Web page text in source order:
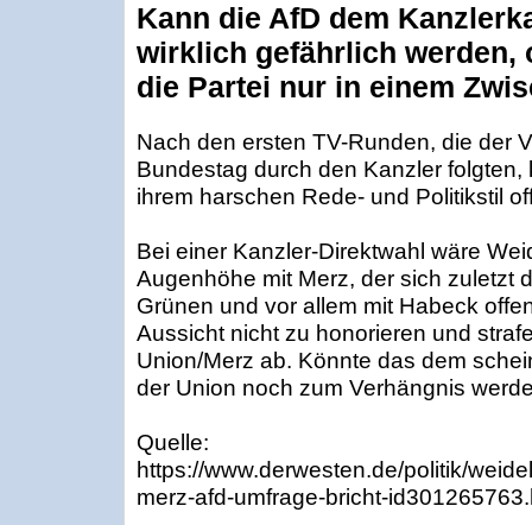
Kann die AfD dem
wirklich gefährlich werden,
die Partei nur in einem
Nach den ersten TV-Runden, die der
Bundestag durch den Kanzler folgten,
ihrem harschen Rede- und Politikstil
Bei einer Kanzler-Direktwahl wäre
Augenhöhe mit Merz, der sich zuletzt
Grünen und vor allem mit Habeck
Aussicht nicht zu honorieren und
Union/Merz ab. Könnte das dem
der Union noch zum Verhängnis
Quelle:
https://www.derwesten.de/politik/
merz-afd-umfrage-bricht-